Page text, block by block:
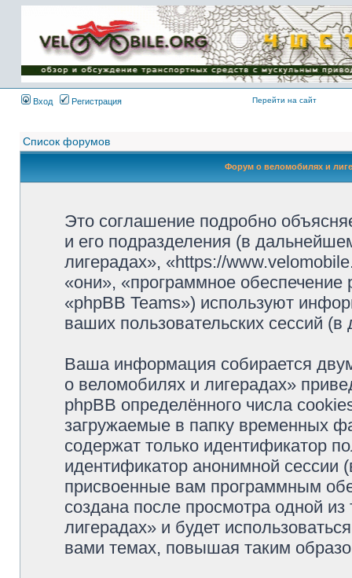
Имя пользователя:
Пароль:
{ LOG_ME_IN_SHORT
}
Вход
Регистрация Перейти на сайт
Список форумов
Форум о веломобилях и
Это соглашение подробно
и его подразделения (в
лигерадах», «https://
«они», «программное
«phpBB Teams») используют
ваших пользовательских сессий
Ваша информация собирается
о веломобилях и лигерадах»
phpBB определённого числа
загружаемые в папку временных
содержат только идентификатор
идентификатор анонимной сессии
присвоенные вам программным
создана после просмотра одной
лигерадах» и будет
вами темах, повышая таким